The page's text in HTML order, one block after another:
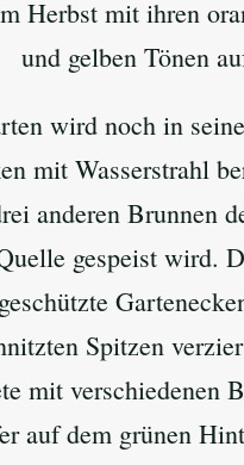
Herbst mit ihren
und gelben Tönen
wird noch in
mit Wasserstrahl
anderen Brunnen
gespeist wird.
Spitzen
mit verschiedenen
auf dem grünen